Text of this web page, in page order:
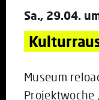
Sa., 29.04.
Museum
Projektwoche